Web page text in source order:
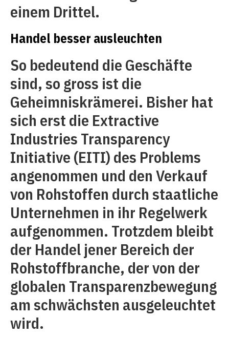
einem Drittel.
Handel besser ausleuchten
So bedeutend die Geschäfte
sind, so gross ist die
Geheimniskrämerei. Bisher hat
sich erst die Extractive
Industries Transparency
Initiative (EITI) des Problems
angenommen und den Verkauf
von Rohstoffen durch staatliche
Unternehmen in ihr Regelwerk
aufgenommen. Trotzdem bleibt
der Handel jener Bereich der
Rohstoffbranche, der von der
globalen Transparenzbewegung
am schwächsten ausgeleuchtet
wird.